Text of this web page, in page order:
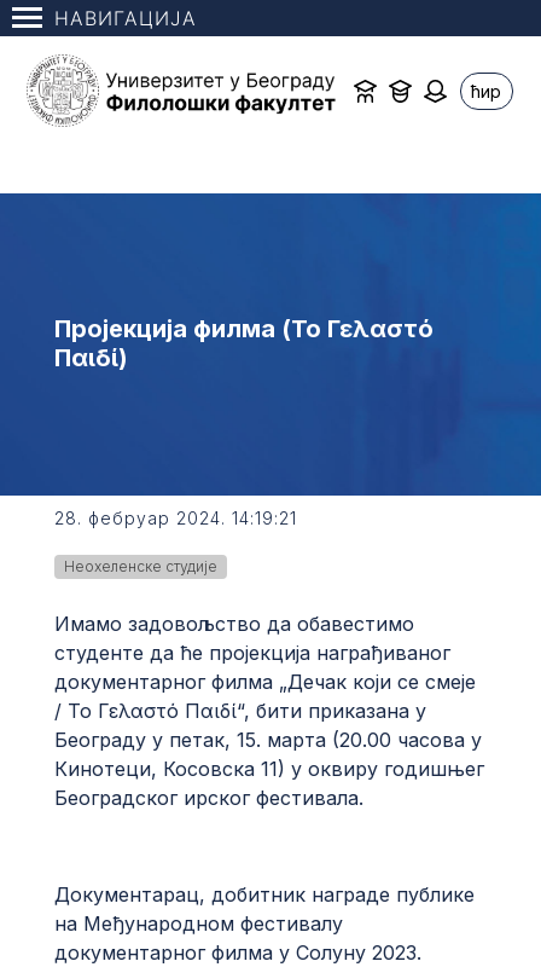
НАВИГАЦИЈА
ћир
Пројекција филма (Το Γελαστό
Παιδί)
28. фебруар 2024. 14:19:21
Неохеленске студије
Имамо задовољство да обавестимо
студенте да ће пројекција награђиваног
документарног филма „Дечак који се смеје
/ Το Γελαστό Παιδί“, бити приказана у
Београду у петак, 15. марта (20.00 часова у
Кинотеци, Косовска 11) у оквиру годишњег
Београдског ирског фестивала.
Документарац, добитник награде публике
на Међународном фестивалу
документарног филма у Солуну 2023.